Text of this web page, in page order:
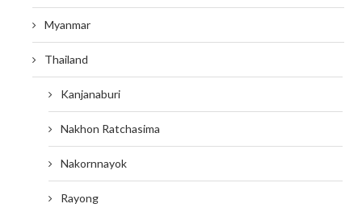
Myanmar
Thailand
Kanjanaburi
Nakhon Ratchasima
Nakornnayok
Rayong